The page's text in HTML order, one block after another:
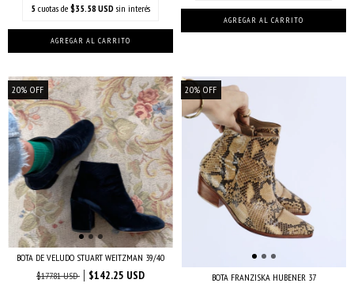
5 cuotas de $35.58 USD sin interés
20% OFF
BOTA DE VELUDO STUART WEITZMAN 39/40
$177.81 USD
$142.25 USD
20% OFF
BOTA FRANZISKA HUBENER 37